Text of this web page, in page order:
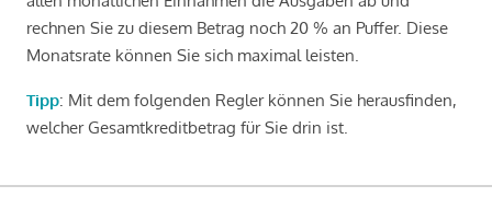
rechnen Sie zu diesem Betrag noch 20 % an Puffer. Diese
Monatsrate können Sie sich maximal leisten.
Tipp: Mit dem folgenden Regler können Sie herausfinden,
welcher Gesamtkreditbetrag für Sie drin ist.